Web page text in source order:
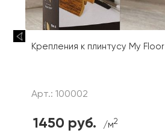
Крепления к плинтусу My Floor
Арт.: 100002
1450 руб. /м2